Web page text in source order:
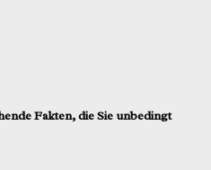
Fakten, die Sie unbedingt